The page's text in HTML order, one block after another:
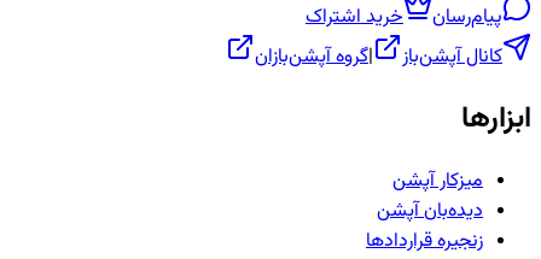
پیام‌رسان
خرید اشتراک
کانال آپشن‌باز
|گروه آپشن‌بازان
ابزارها
میزکار آپشن
دیده‌بان آپشن
زنجیره قراردادها